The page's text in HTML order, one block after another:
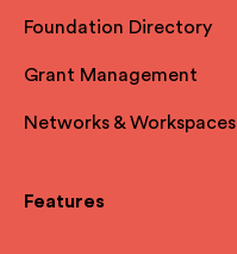
Foundation Directory
Grant Management
Networks & Workspaces
Features